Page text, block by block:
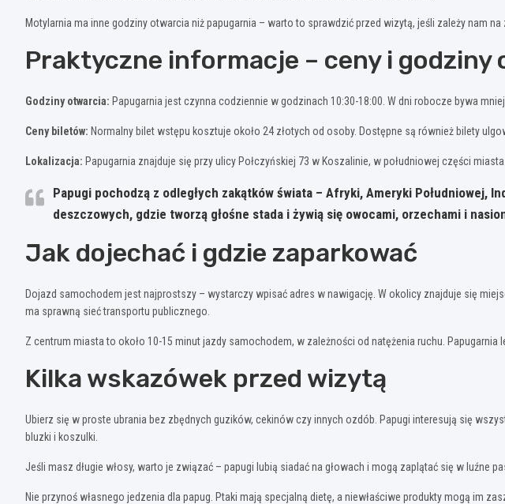
Motylarnia ma inne godziny otwarcia niż papugarnia – warto to sprawdzić przed wizytą, jeśli zależy nam
Praktyczne informacje – ceny i godziny
Godziny otwarcia: Papugarnia jest czynna codziennie w godzinach 10:30-18:00. W dni robocze bywa
Ceny biletów: Normalny bilet wstępu kosztuje około 24 złotych od osoby. Dostępne są również bilety
Lokalizacja: Papugarnia znajduje się przy ulicy Połczyńskiej 73 w Koszalinie, w południowej części
Papugi pochodzą z odległych zakątków świata – Afryki, Ameryki
deszczowych, gdzie tworzą głośne stada i żywią się owocami, orzechami i
Jak dojechać i gdzie zaparkować
Dojazd samochodem jest najprostszy – wystarczy wpisać adres w nawigację. W okolicy znajduje się
ma sprawną sieć transportu publicznego.
Z centrum miasta to około 10-15 minut jazdy samochodem, w zależności od natężenia ruchu.
Kilka wskazówek przed wizytą
Ubierz się w proste ubrania bez zbędnych guzików, cekinów czy innych ozdób. Papugi interesują się
bluzki i koszulki.
Jeśli masz długie włosy, warto je związać – papugi lubią siadać na głowach i mogą zaplątać się w luźne
Nie przynoś własnego jedzenia dla papug. Ptaki mają specjalną dietę, a niewłaściwe produkty mogą im